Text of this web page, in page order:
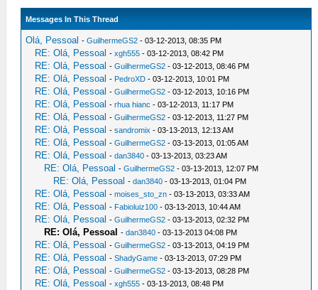
Messages In This Thread
Olá, Pessoal -GuilhermeGS2 - 03-12-2013, 08:35 PM
RE: Olá, Pessoal -xgh555 - 03-12-2013, 08:42 PM
RE: Olá, Pessoal -GuilhermeGS2 - 03-12-2013, 08:46 PM
RE: Olá, Pessoal - PedroXD - 03-12-2013, 10:01 PM
RE: Olá, Pessoal -GuilhermeGS2 - 03-12-2013, 10:16 PM
RE: Olá, Pessoal -rhua hianc - 03-12-2013, 11:17 PM
RE: Olá, Pessoal -GuilhermeGS2 - 03-12-2013, 11:27 PM
RE: Olá, Pessoal -sandromix - 03-13-2013, 12:13 AM
RE: Olá, Pessoal -GuilhermeGS2 - 03-13-2013, 01:05 AM
RE: Olá, Pessoal -dan3840 - 03-13-2013, 03:23 AM
RE: Olá, Pessoal -GuilhermeGS2 - 03-13-2013, 12:07 PM
RE: Olá, Pessoal -dan3840 - 03-13-2013, 01:04 PM
RE: Olá, Pessoal -moises_sto_zn - 03-13-2013, 03:33 AM
RE: Olá, Pessoal - Fabioluiz100 - 03-13-2013, 10:44 AM
RE: Olá, Pessoal -GuilhermeGS2 - 03-13-2013, 02:32 PM
RE: Olá, Pessoal -dan3840 - 03-13-2013 04:08 PM
RE: Olá, Pessoal -GuilhermeGS2 - 03-13-2013, 04:19 PM
RE: Olá, Pessoal -ShadyGame - 03-13-2013, 07:29 PM
RE: Olá, Pessoal -GuilhermeGS2 - 03-13-2013, 08:28 PM
RE: Olá, Pessoal -xgh555 - 03-13-2013, 08:48 PM